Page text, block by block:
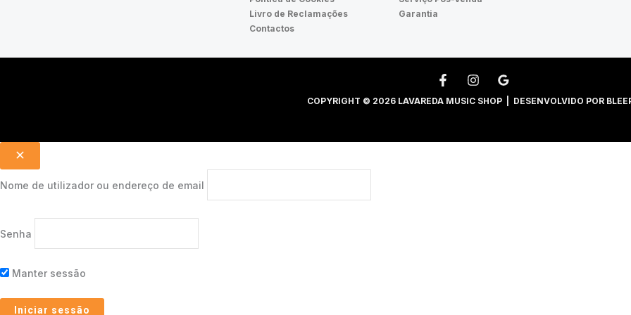
Livro de Reclamações
Contactos
Garantia
COPYRIGHT © 2026 LAVAREDA MUSIC SHOP | DESENVOLVIDO POR
Nome de utilizador ou endereço de email
Senha
Manter sessão